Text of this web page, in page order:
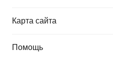
Карта сайта
Помощь
Украшение на